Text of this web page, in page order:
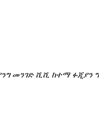
መንገድ ሺሺ ከተማ ፉጂያን